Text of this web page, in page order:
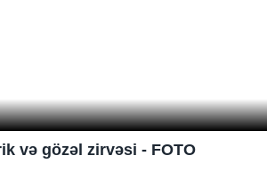
və gözəl zirvəsi - FOTO